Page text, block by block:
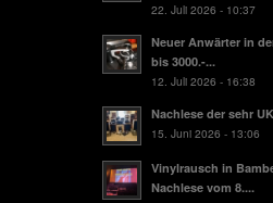
22. Juli 2026 - 10:37
Neuer Anwärter in
bis 3000.-...
12. Juli 2026 - 16:38
Nachlese der sehr
15. Juni 2026 - 13:06
Vinylrausch in
Nachlese vom 8....